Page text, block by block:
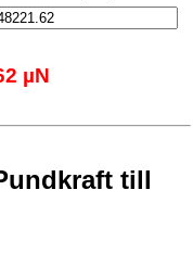
µN
till